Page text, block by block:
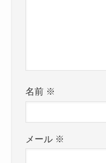
名前 ※
メール ※